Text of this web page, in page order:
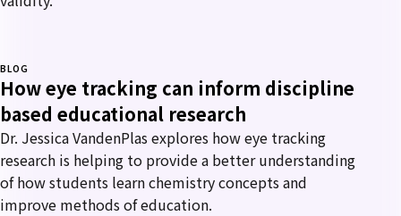
BLOG
How eye tracking can inform discipline
based educational research
Dr. Jessica VandenPlas explores how eye tracking
research is helping to provide a better understanding
of how students learn chemistry concepts and
improve methods of education.